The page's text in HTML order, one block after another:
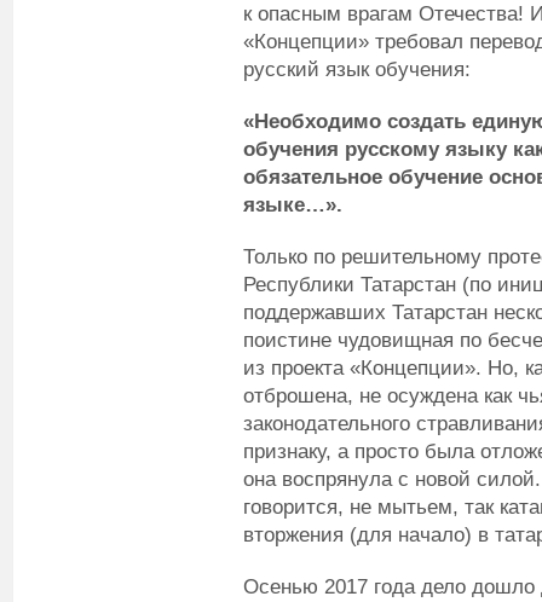
к опасным врагам Отечества!
«Концепции» требовал
русский язык обучения:
«Необходимо создать
обучения русскому языку
обязательное обучение
языке…».
Только по решительному
Республики Татарстан (по
поддержавших Татарстан
поистине чудовищная по
из проекта «Концепции». Но,
отброшена, не осуждена как
законодательного
признаку, а просто была
она воспрянула с новой
говорится, не мытьем, так
вторжения (для начало) в
Осенью 2017 года дело дошло